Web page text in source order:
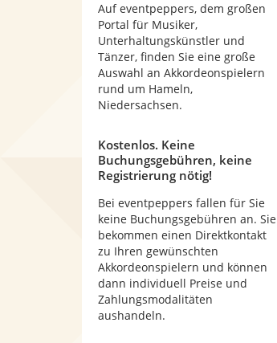
Auf eventpeppers, dem großen
Portal für Musiker,
Unterhaltungskünstler und
Tänzer, finden Sie eine große
Auswahl an Akkordeonspielern
rund um Hameln,
Niedersachsen.
Kostenlos. Keine
Buchungsgebühren, keine
Registrierung nötig!
Bei eventpeppers fallen für Sie
keine Buchungsgebühren an. Sie
bekommen einen Direktkontakt
zu Ihren gewünschten
Akkordeonspielern und können
dann individuell Preise und
Zahlungsmodalitäten
aushandeln.